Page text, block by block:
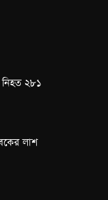
নিহত ২৮১
লাশ